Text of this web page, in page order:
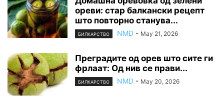
ореви: стар балкански рецепт
што повторно станува...
БИЛКАРСТВО NMD - May 21, 2026
Преградите од орев што сите ги
фрлаат: Од нив се прави...
БИЛКАРСТВО NMD - May 20, 2026